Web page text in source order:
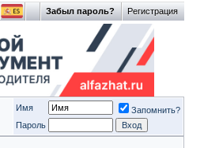
Регистрация
Забыл пароль?
Имя
Запомнить?
Пароль